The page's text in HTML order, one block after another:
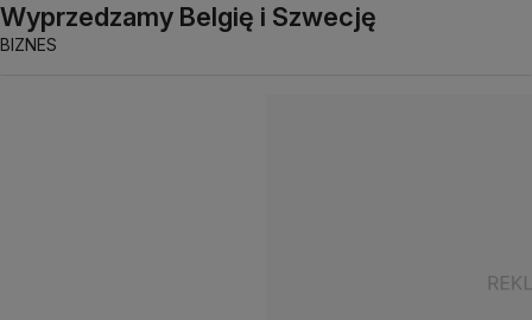
Wyprzedzamy Belgię i Szwecję
BIZNES